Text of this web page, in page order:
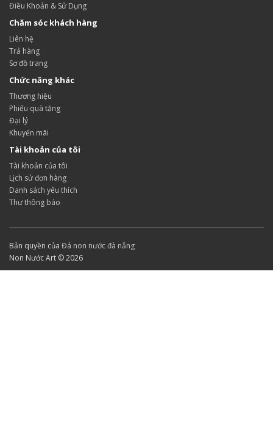
Điều Khoản & Sử Dụng
Chăm sóc khách hàng
Liên hệ
Trả hàng
Sơ đồ trang
Chức năng khác
Thương hiệu
Phiếu quà tặng
Đại lý
Khuyến mãi
Tài khoản của tôi
Tài khoản của tôi
Lịch sử đơn hàng
Danh sách yêu thích
Thư thông báo
Bản quyền của Đá non nước đà nẵng
Non Nước Art © 2026